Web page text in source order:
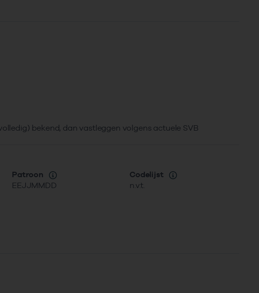
bekend, dan vastleggen volgens actuele SVB
Patroon
EEJJMMDD
Codelijst
n.v.t.